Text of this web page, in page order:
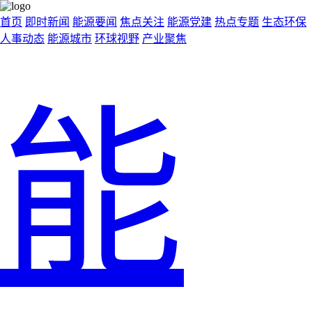
首页 即时新闻 能源要闻 焦点关注 能源党建 热点专题 生态环保
人事动态 能源城市 环球视野 产业聚焦
能